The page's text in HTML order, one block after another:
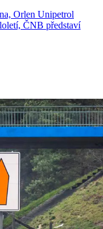
Orlen Unipetrol
ČNB představí